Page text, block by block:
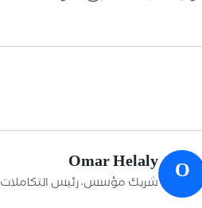
O
Omar Helaly
شريك مؤسس، رئيس التكاملات